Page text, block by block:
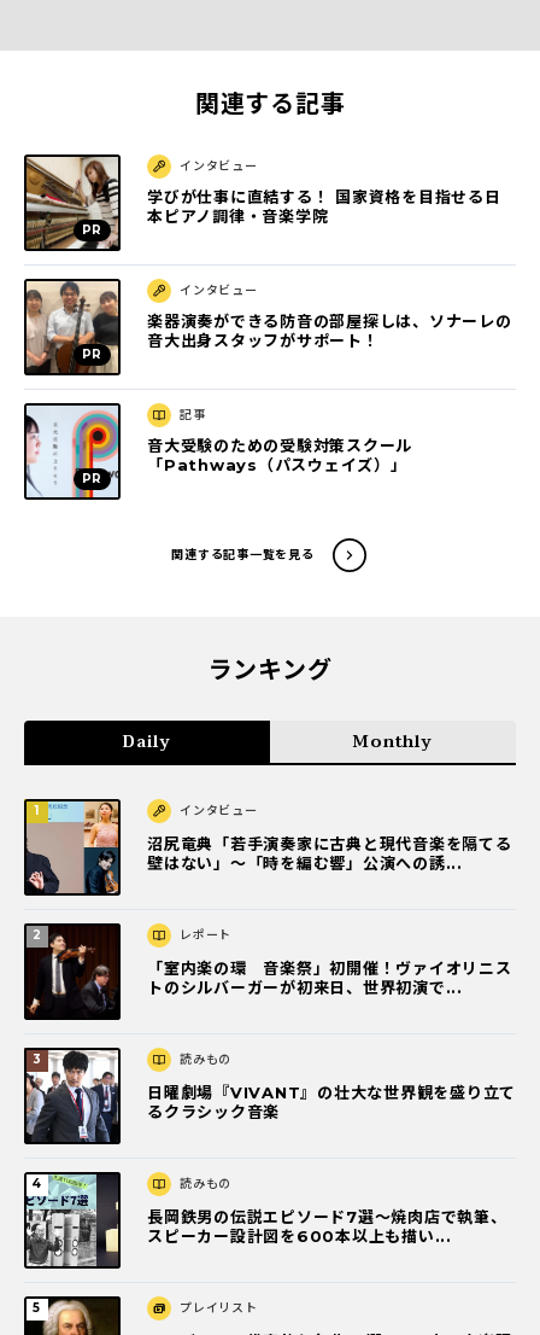
関連する記事
インタビュー
学びが仕事に直結する！ 国家資格を目指せる日
本ピアノ調律・音楽学院
インタビュー
楽器演奏ができる防音の部屋探しは、ソナーレの
音大出身スタッフがサポート！
記事
音大受験のための受験対策スクール
「Pathways（パスウェイズ）」
関連する記事一覧を見る
ランキング
Daily Monthly
インタビュー
沼尻竜典「若手演奏家に古典と現代音楽を隔てる
壁はない」～「時を編む響」公演への誘...
レポート
「室内楽の環 音楽祭」初開催！ヴァイオリニス
トのシルバーガーが初来日、世界初演で...
読みもの
日曜劇場『VIVANT』の壮大な世界観を盛り立て
るクラシック音楽
読みもの
長岡鉄男の伝説エピソード7選〜焼肉店で執筆、
スピーカー設計図を600本以上も描い...
プレイリスト